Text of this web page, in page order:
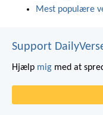
Mest populære
Support
Hjælp mig med at